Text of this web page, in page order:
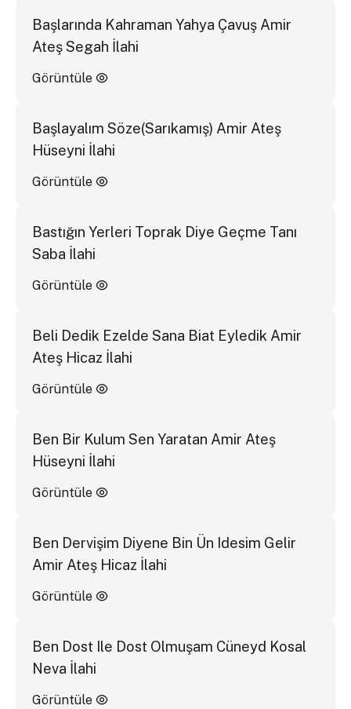
Başlarında Kahraman Yahya Çavuş Amir
Ateş Segah İlahi
Görüntüle
Başlayalım Söze(Sarıkamış) Amir Ateş
Hüseyni İlahi
Görüntüle
Bastığın Yerleri Toprak Diye Geçme Tanı
Saba İlahi
Görüntüle
Beli Dedik Ezelde Sana Biat Eyledik Amir
Ateş Hicaz İlahi
Görüntüle
Ben Bir Kulum Sen Yaratan Amir Ateş
Hüseyni İlahi
Görüntüle
Ben Dervişim Diyene Bin Ün Idesim Gelir
Amir Ateş Hicaz İlahi
Görüntüle
Ben Dost Ile Dost Olmuşam Cüneyd Kosal
Neva İlahi
Görüntüle